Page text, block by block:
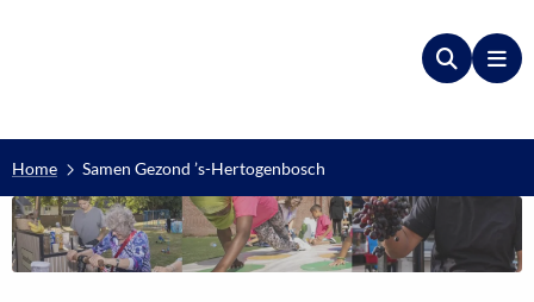
Zoeken
Home Samen Gezond ’s-Hertogenbosch